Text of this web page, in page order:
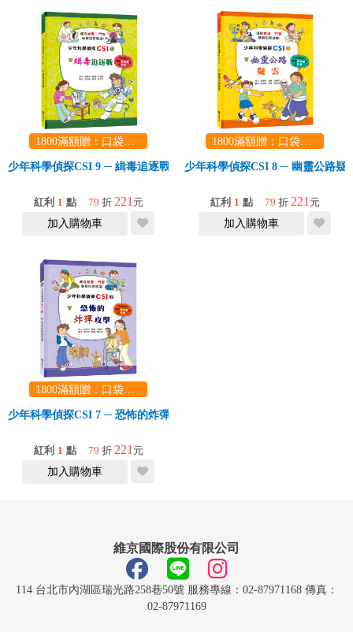
1800滿額贈：口袋玩具一份（隨機出貨） (summer read)
少年科學偵探CSI 9 ─ 緝毒追逐戰
紅利 1 點 79 折 221 元
加入購物車
1800滿額贈：口袋玩具一份（隨機出貨） (summer read)
少年科學偵探CSI 8 ─ 幽靈公路疑
紅利 1 點 79 折 221 元
加入購物車
1800滿額贈：口袋玩具一份（隨機出貨） (summer read)
少年科學偵探CSI 7 ─ 恐怖的炸彈攻擊
紅利 1 點 79 折 221 元
加入購物車
維京國際股份有限公司
114 台北市內湖區瑞光路258巷50號 服務專線：02-87971168 傳真：
02-87971169